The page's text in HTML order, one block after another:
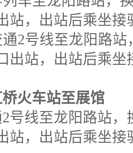
站，出站后乘坐接
2号线至龙阳路
出站，出站后乘
火车站至展馆
号线至龙阳路站
站，出站后乘坐接